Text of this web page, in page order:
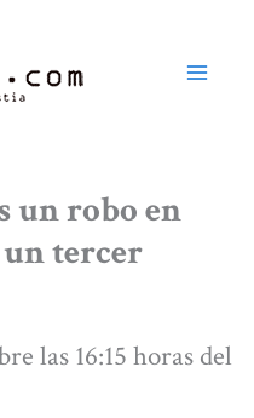
un robo en
un tercer
las 16:15 horas del